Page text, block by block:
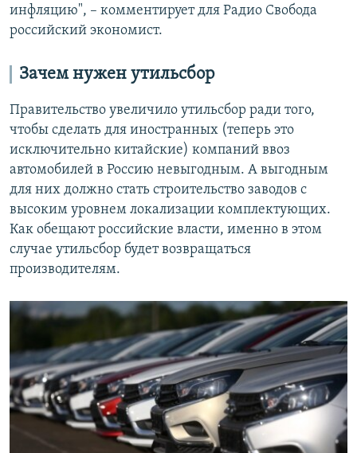
инфляцию", – комментирует для Радио Свобода
российский экономист.
Зачем нужен утильсбор
Правительство увеличило утильсбор ради того,
чтобы сделать для иностранных (теперь это
исключительно китайские) компаний ввоз
автомобилей в Россию невыгодным. А выгодным
для них должно стать строительство заводов с
высоким уровнем локализации комплектующих.
Как обещают российские власти, именно в этом
случае утильсбор будет возвращаться
производителям.